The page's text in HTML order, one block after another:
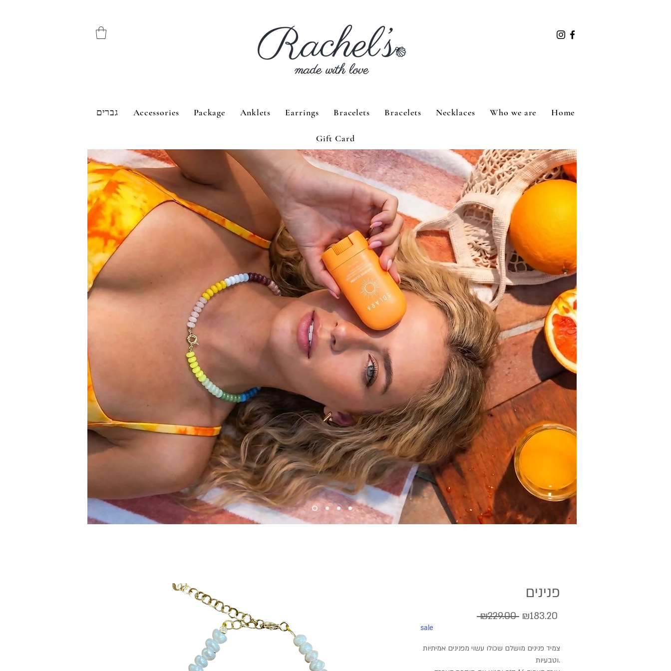
גברים Accessories Package Anklets Earrings Bracelets Bracelets Necklaces Who we are Home
Gift Card
פנינים
₪229.00 Regular
₪183.20
sale
צמיד פנינים מושלם שכולו עשוי מפנינים אמיתיות
וטבעיות.